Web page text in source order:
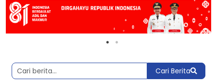
Cari Berita